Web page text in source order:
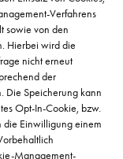
Verfahrens
sowie von den
Hierbei wird die
nicht erneut
der
Die Speicherung kann
Opt-In-Cookie, bzw.
die Einwilligung einem
Management-